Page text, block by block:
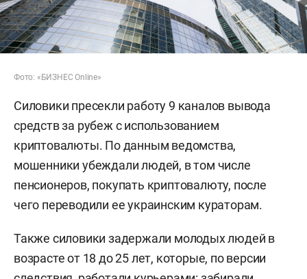
Фото: «БИЗНЕС Online»
Силовики пресекли работу 9 каналов вывода
средств за рубеж с использованием
криптовалюты. По данным ведомства,
мошенники убеждали людей, в том числе
пенсионеров, покупать криптовалюту, после
чего переводили ее украинским кураторам.
Также силовики задержали молодых людей в
возрасте от 18 до 25 лет, которые, по версии